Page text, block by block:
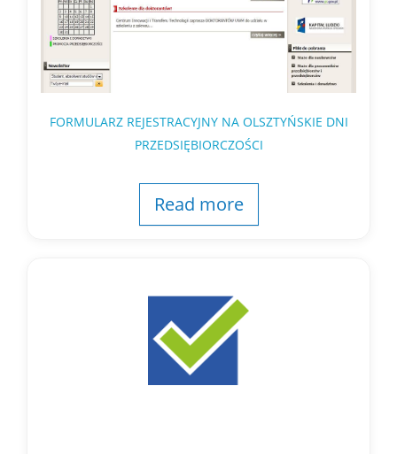
FORMULARZ REJESTRACYJNY NA OLSZTYŃSKIE DNI
PRZEDSIĘBIORCZOŚCI
Read more